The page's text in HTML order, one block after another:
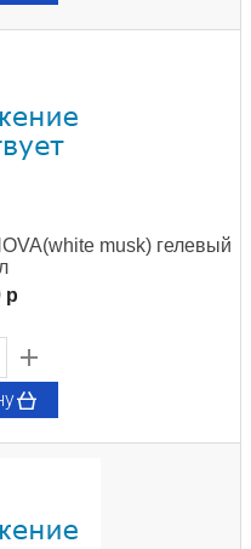
musk) гелевый
p